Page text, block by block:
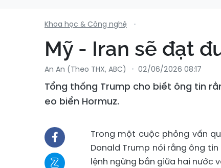
Khoa học & Công nghệ
Mỹ - Iran sẽ đạt
An An (Theo THX, ABC) 02/06/2026 08:17
Tổng thống Trump cho biết ông tin
eo biển Hormuz.
Trong một cuộc phỏng vấn
Donald Trump nói rằng ông
lệnh ngừng bắn giữa hai nước